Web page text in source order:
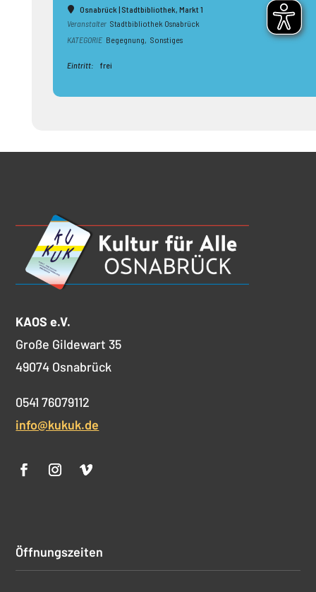
Osnabrück | Stadtbibliothek, Markt 1
Veranstalter Stadtbibliothek Osnabrück
KATEGORIE Begegnung, Sonstiges
Eintritt: frei
KAOS e.V.
Große Gildewart 35
49074 Osnabrück
0541 76079112
info@kukuk.de
Öffnungszeiten